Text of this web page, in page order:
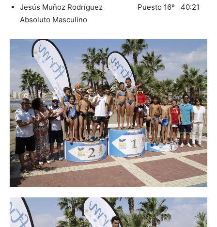
Jesús Muñoz Rodríguez Puesto 16º 40:21
Absoluto Masculino